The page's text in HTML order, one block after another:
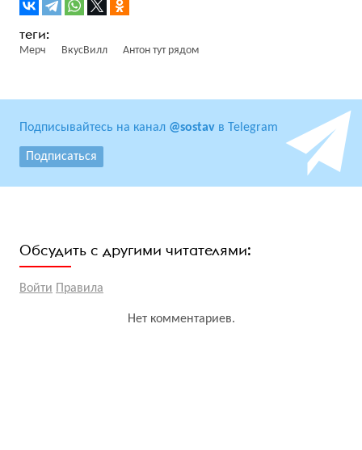
Мерч ВкусВилл Антон тут рядом
Подписывайтесь на канал @sostav в Telegram
Подписаться
Обсудить с другими читателями:
Войти Правила
Нет комментариев.